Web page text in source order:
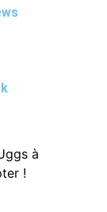
à
!